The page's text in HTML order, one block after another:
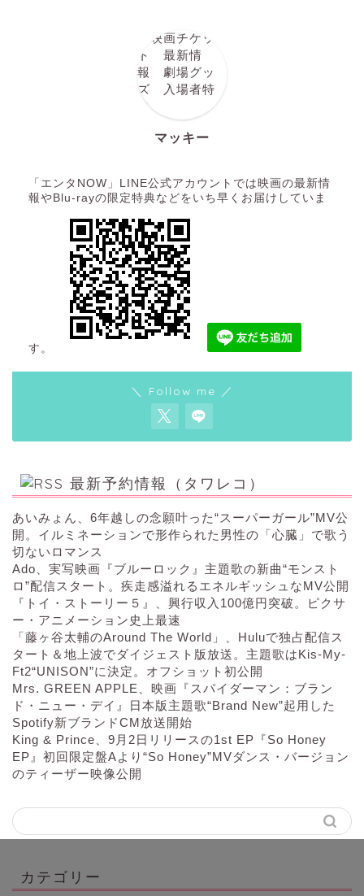
マッキー
「エンタNOW」LINE公式アカウントでは映画の最新情
報やBlu-rayの限定特典などをいち早くお届けしていま
す。
＼ Follow me ／
最新予約情報（タワレコ）
あいみょん、6年越しの念願叶った“スーパーガール”MV公
開。イルミネーションで形作られた男性の「心臓」で歌う
切ないロマンス
Ado、実写映画『ブルーロック』主題歌の新曲“モンスト
ロ”配信スタート。疾走感溢れるエネルギッシュなMV公開
『トイ・ストーリー５』、興行収入100億円突破。ピクサ
ー・アニメーション史上最速
「藤ヶ谷太輔のAround The World」、Huluで独占配信ス
タート＆地上波でダイジェスト版放送。主題歌はKis-My-
Ft2“UNISON”に決定。オフショット初公開
Mrs. GREEN APPLE、映画『スパイダーマン：ブラン
ド・ニュー・デイ』日本版主題歌“Brand New”起用した
Spotify新ブランドCM放送開始
King & Prince、9月2日リリースの1st EP『So Honey
EP』初回限定盤Aより“So Honey”MVダンス・バージョン
のティーザー映像公開
カテゴリー